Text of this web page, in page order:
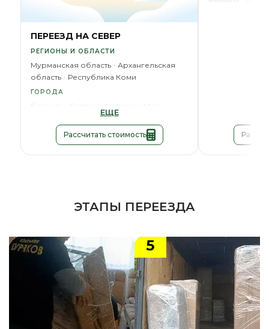
ПЕРЕЕЗД НА СЕВЕР
РЕГИОНЫ И ОБЛАСТИ
Мурманская область
Архангельская
область
Республика Коми
ГОРОДА
Воркута Нарьян-Мар
ЕЩЕ
Рассчитать стоимость
ЭТАПЫ ПЕРЕЕЗДА
5